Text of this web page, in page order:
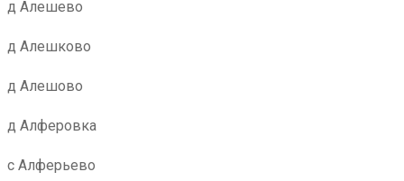
д Алешево
д Алешково
д Алешово
д Алферовка
с Алферьево